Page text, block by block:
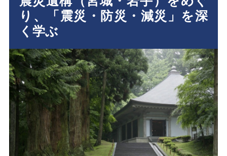
り、「震災・防災・減災」を深
く学ぶ